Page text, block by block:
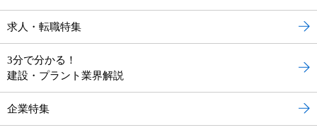
求人・転職特集
3分で分かる！
建設・プラント業界解説
企業特集